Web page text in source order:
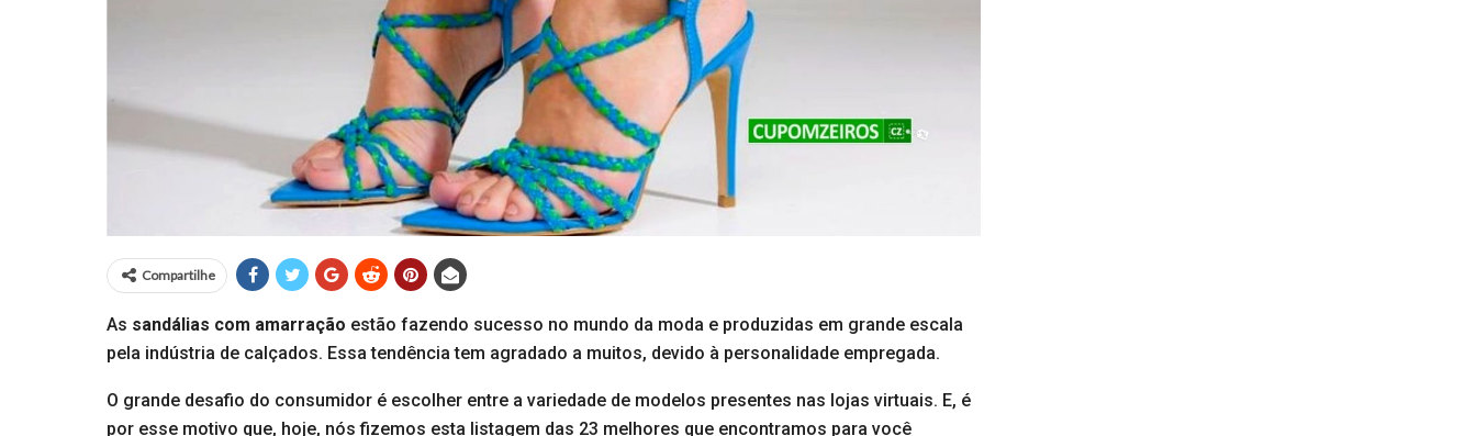
Compartilhe
As sandálias com amarração estão fazendo sucesso no mundo da moda e produzidas em grande escala
pela indústria de calçados. Essa tendência tem agradado a muitos, devido à personalidade empregada.
O grande desafio do consumidor é escolher entre a variedade de modelos presentes nas lojas virtuais. E, é
por esse motivo que, hoje, nós fizemos esta listagem das 23 melhores que encontramos para você